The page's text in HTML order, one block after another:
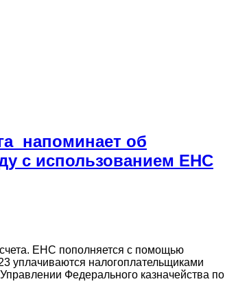
напоминает об
с использованием ЕНС
ЕНС пополняется с помощью
уплачиваются налогоплательщиками
Федерального казначейства по